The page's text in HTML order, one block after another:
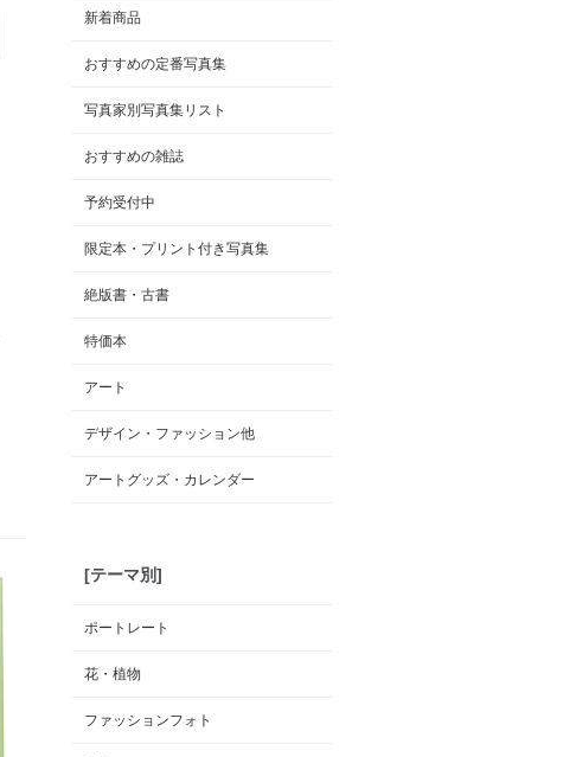
新着商品
おすすめの定番写真集
写真家別写真集リスト
おすすめの雑誌
予約受付中
限定本・プリント付き写真集
絶版書・古書
特価本
アート
デザイン・ファッション他
アートグッズ・カレンダー
[テーマ別]
ポートレート
花・植物
ファッションフォト